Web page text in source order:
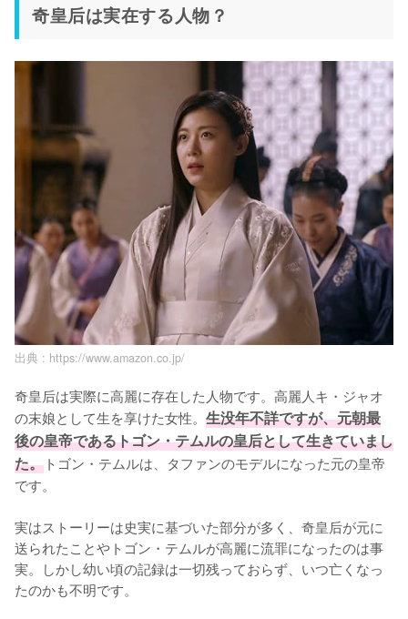
奇皇后は実在する人物？
出典 : https://www.amazon.co.jp/
奇皇后は実際に高麗に存在した人物です。高麗人キ・ジャオ
の末娘として生を享けた女性。 生没年不詳ですが、元朝最
後の皇帝であるトゴン・テムルの皇后として生きていまし
た。 トゴン・テムルは、タファンのモデルになった元の皇帝
です。
実はストーリーは史実に基づいた部分が多く、奇皇后が元に
送られたことやトゴン・テムルが高麗に流罪になったのは事
実。しかし幼い頃の記録は一切残っておらず、いつ亡くなっ
たのかも不明です。